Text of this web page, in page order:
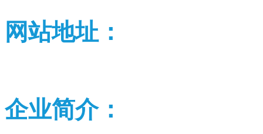
网站地址：
企业简介：